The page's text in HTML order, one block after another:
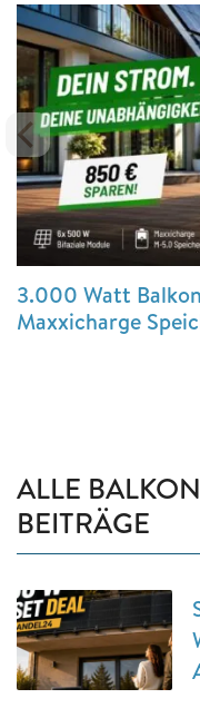
3.000 Watt
Maxxicharge
ALLE
BEITRÄGE